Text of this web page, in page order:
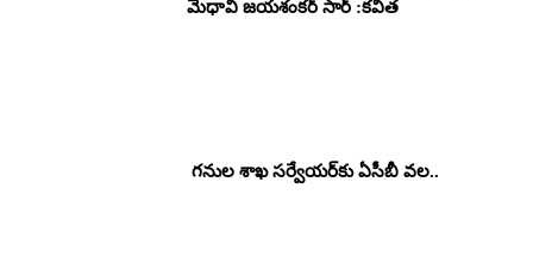
మేధావి జయశంకర్ సార్ :కవిత
గనుల శాఖ సర్వేయర్‌కు ఏసీబీ వల..